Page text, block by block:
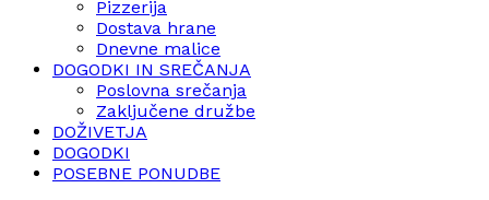
Pizzerija
Dostava hrane
Dnevne malice
DOGODKI IN SREČANJA
Poslovna srečanja
Zaključene družbe
DOŽIVETJA
DOGODKI
POSEBNE PONUDBE